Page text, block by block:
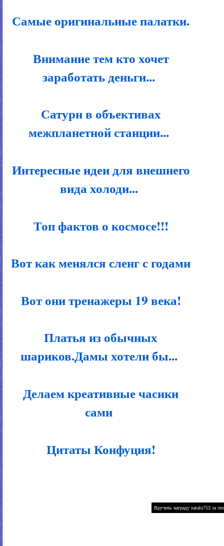
Самые оригинальные палатки.
Внимание тем кто хочет
заработать деньги...
Сатурн в объективах
межпланетной станции...
Интересные идеи для внешнего
вида холоди...
Топ фактов о космосе!!!
Вот как менялся сленг с годами
Вот они тренажеры 19 века!
Платья из обычных
шариков.Дамы хотели бы...
Делаем креативные часики
сами
Цитаты Конфуция!